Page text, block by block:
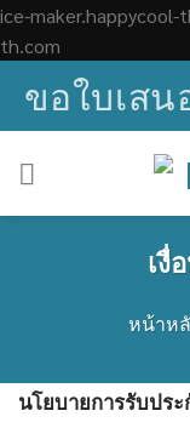
ice-
th.com
to
content
ขอใบเสน
เงื่
หน้าห
นโยบายการรับปร